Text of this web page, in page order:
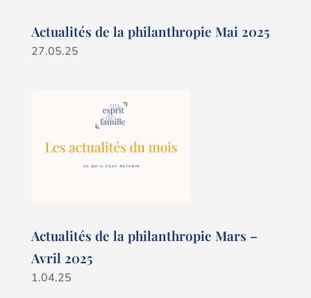
Actualités de la philanthropie Mai 2025
27.05.25
Actualités de la philanthropie Mars –
Avril 2025
1.04.25